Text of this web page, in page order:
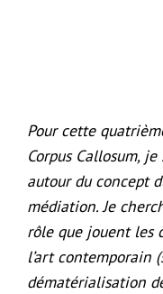
Pour cette
Corpus Callosum,
autour du concept
médiation. Je
rôle que jouent les
l’art contemporain
dématérialisation